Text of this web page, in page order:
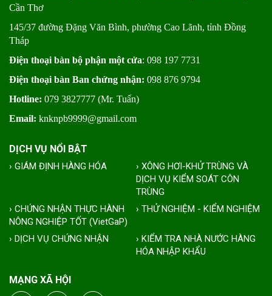
Cần Thơ
145/37 đường Đặng Văn Bình, phường Cao Lãnh, tỉnh Đồng
Tháp
Điện thoại bàn bộ phận một cửa: 098 197 7731
Điện thoại bàn Ban chứng nhận: 098 876 9794
Hotline: 079 3827777 (Mr. Tuấn)
Email: knknpb9999@gmail.com
DỊCH VỤ NỔI BẬT
› DỊCH VỤ CHỨNG NHẬN
› KIỂM TRA NHÀ NƯỚC HÀNG
HÓA NHẬP KHẨU
› CHỨNG NHẬN THỰC HÀNH
NÔNG NGHIỆP TỐT (VietGaP)
› THỬ NGHIỆM - KIỂM NGHIỆM
› GIÁM ĐỊNH HÀNG HÓA
› XÔNG HƠI-KHỬ TRÙNG VÀ
DỊCH VỤ KIỂM SOÁT CÔN
TRÙNG
MẠNG XÃ HỘI